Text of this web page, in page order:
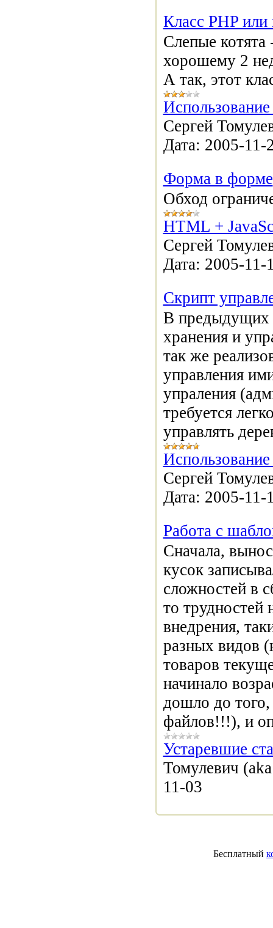
Класс PHP
Слепые котята
хорошему 2
А так, этот
Сергей
Дата: 2005-11-
Форма в форме
Обход
HTML +
Сергей
Дата: 2005-11-
Скрипт
В предыдущих
хранения и
так же
управления
упраления
требуется
управлять
Сергей
Дата: 2005-11-
Работа с
Сначала,
кусок
сложностей в
то трудностей
внедрения,
разных видов
товаров
начинало
дошло до того,
файлов!!!), и
Устаревшие
Томулевич
11-03
Бесплатный